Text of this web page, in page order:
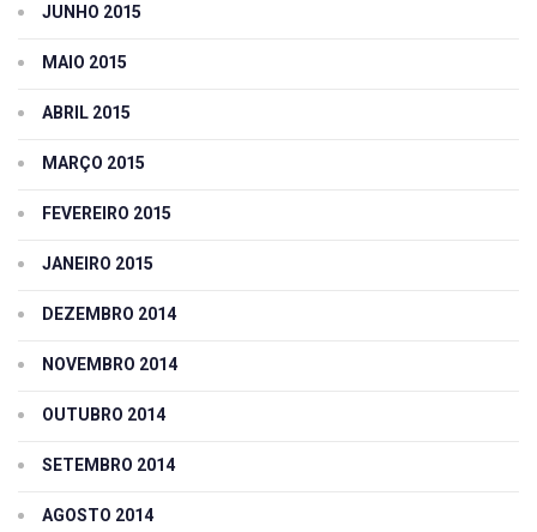
JUNHO 2015
MAIO 2015
ABRIL 2015
MARÇO 2015
FEVEREIRO 2015
JANEIRO 2015
DEZEMBRO 2014
NOVEMBRO 2014
OUTUBRO 2014
SETEMBRO 2014
AGOSTO 2014